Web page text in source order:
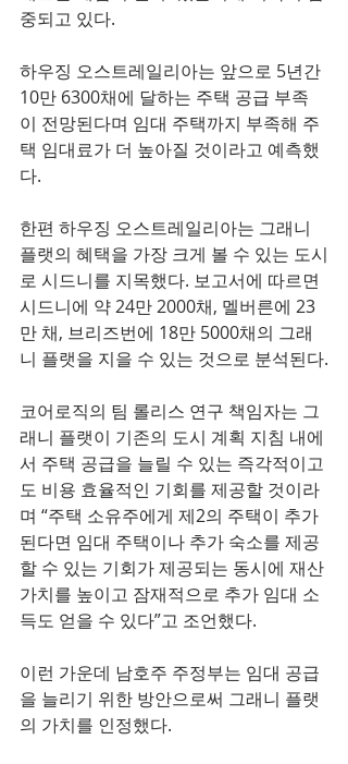
중되고 있다.
하우징 오스트레일리아는 앞으로 5년간
10만 6300채에 달하는 주택 공급 부족
이 전망된다며 임대 주택까지 부족해 주
택 임대료가 더 높아질 것이라고 예측했
다.
한편 하우징 오스트레일리아는 그래니
플랫의 혜택을 가장 크게 볼 수 있는 도시
로 시드니를 지목했다. 보고서에 따르면
시드니에 약 24만 2000채, 멜버른에 23
만 채, 브리즈번에 18만 5000채의 그래
니 플랫을 지을 수 있는 것으로 분석된다.
코어로직의 팀 롤리스 연구 책임자는 그
래니 플랫이 기존의 도시 계획 지침 내에
서 주택 공급을 늘릴 수 있는 즉각적이고
도 비용 효율적인 기회를 제공할 것이라
며 “주택 소유주에게 제2의 주택이 추가
된다면 임대 주택이나 추가 숙소를 제공
할 수 있는 기회가 제공되는 동시에 재산
가치를 높이고 잠재적으로 추가 임대 소
득도 얻을 수 있다”고 조언했다.
이런 가운데 남호주 주정부는 임대 공급
을 늘리기 위한 방안으로써 그래니 플랫
의 가치를 인정했다.